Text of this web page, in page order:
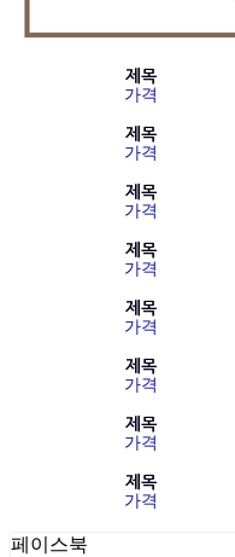
제목
가격
제목
가격
제목
가격
제목
가격
제목
가격
제목
가격
제목
가격
제목
가격
페이스북